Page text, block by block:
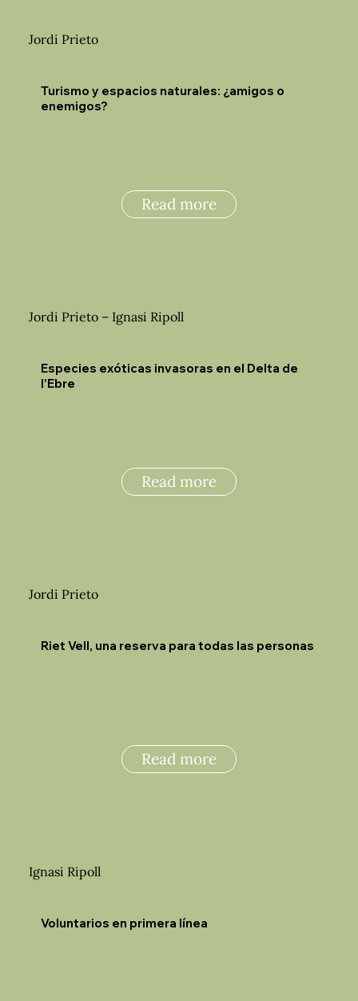
Turismo y espacios naturales: ¿amigos o
enemigos?
Jordi Prieto
Read more
Especies exóticas invasoras en el Delta de
l’Ebre
Jordi Prieto – Ignasi Ripoll
Read more
Riet Vell, una reserva para todas las personas
Jordi Prieto
Read more
Voluntarios en primera línea
Ignasi Ripoll